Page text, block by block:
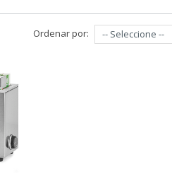
Ordenar por: -- Seleccione --